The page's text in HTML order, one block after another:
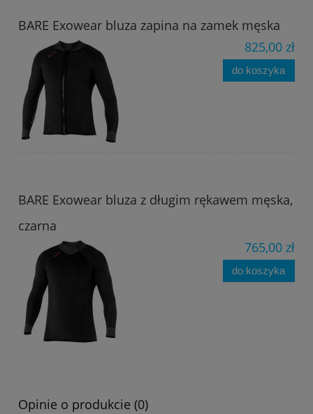
BARE Exowear bluza zapina na zamek męska
825,00 zł
do koszyka
BARE Exowear bluza z długim rękawem męska,
czarna
765,00 zł
do koszyka
Opinie o produkcie (0)